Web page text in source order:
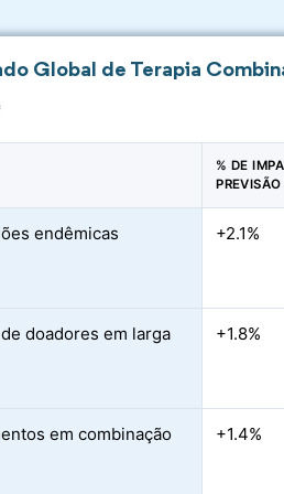
Global de Terapia
% DE
endêmicas +2.1%
doadores em larga
+1.8%
em combinação
+1.4%